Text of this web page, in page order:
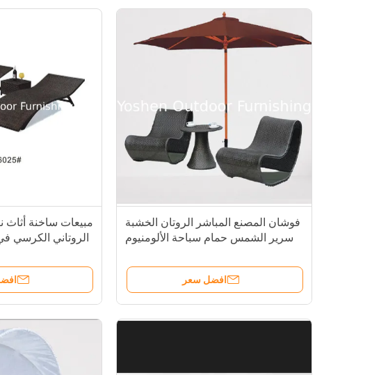
مبيعات ساخنة أثاث
الروتاني الكرسي
فوشان المصنع المباشر الروتان الخشبة
سرير الشمس حمام سباحة الألومنيوم
مجموعة أثاث حمام السباحة مقعد
الشمس---6138افضل سعر